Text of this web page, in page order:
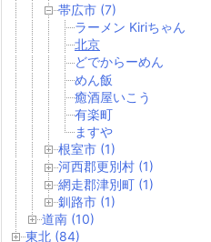
帯広市 (7)
ラーメン Kiriちゃん
北京
どでからーめん
めん飯
癒酒屋いこう
有楽町
ますや
根室市 (1)
河西郡更別村 (1)
網走郡津別町 (1)
釧路市 (1)
道南 (10)
東北 (84)